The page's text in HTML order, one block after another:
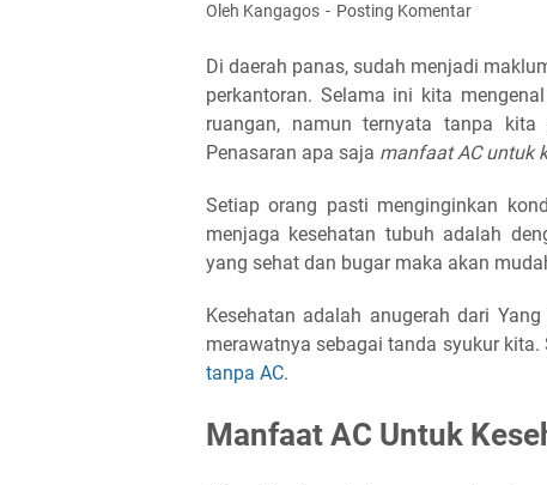
Oleh Kangagos Posting Komentar
Di daerah panas, sudah menjadi
perkantoran. Selama ini kita
ruangan, namun ternyata tanpa
Penasaran apa saja manfaat AC untuk
Setiap orang pasti menginginkan
menjaga kesehatan tubuh adalah
yang sehat dan bugar maka akan
Kesehatan adalah anugerah dari
merawatnya sebagai tanda syukur
tanpa AC.
Manfaat AC Untuk